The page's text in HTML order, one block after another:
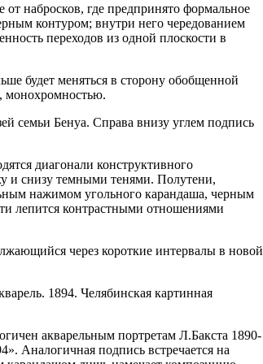
набросков, где предпринято формальное
контуром; внутри него чередованием
переходов из одной плоскости в
будет меняться в сторону обобщенной
монохромностью.
семьи Бенуа. Справа внизу углем подпись
диагонали конструктивного
и снизу темными тенями. Полутени,
нажимом угольного карандаша, черным
лепится контрастными отношениями
через короткие интервалы в новой
1894. Челябинская картинная
акварельным портретам Л.Бакста 1890-
». Аналогичная подпись встречается на